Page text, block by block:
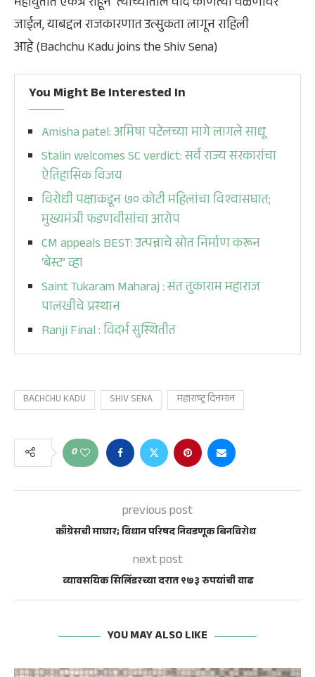
जाईल, याबद्दल राजकारणात उत्सुकता लागून राहिली
आहे (Bachchu Kadu joins the Shiv Sena)
You Might Be Interested In
Amisha patel: अमिषा पटेलच्या मागे लागले साधू
Stalin welcomes SC verdict: सर्व राज्य सरकारांचा
ऐतिहासिक विजय
विरोधी पक्षाकडून ७० कोटी महिलांचा विश्वासघात;
मुख्यमंत्री फडणवीसांचा आरोप
CM appeals BEST: उत्पन्नाचे स्रोत निर्माण करून
‘बेस्ट’ व्हा
Saint Tukaram Maharaj : संत तुकाराम महाराज
पालखीचे प्रस्थान
Ranji Final : विदर्भ सुस्थितीत
BACHCHU KADU SHIV SENA महाराष्ट्र दिनमान
0
previous post
काँग्रेसची माघार; विधान परिषद निवडणूक बिनविरोध
next post
व्यावसयिक सिलिंडरच्या दरात ९७३ रुपयांची वाढ
YOU MAY ALSO LIKE